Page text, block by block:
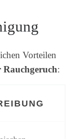
Vorteilen
: